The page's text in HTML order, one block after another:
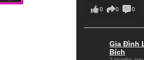
0 0 0
Gia Đình
Bích